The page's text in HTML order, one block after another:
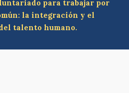
para trabajar por
la integración y el
talento humano.